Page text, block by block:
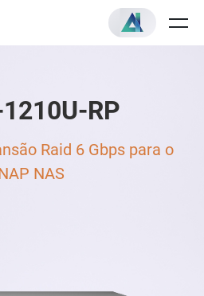
RP
Raid 6 Gbps para o
NAS